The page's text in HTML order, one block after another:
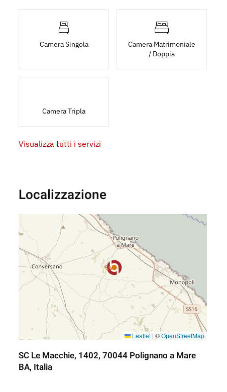
Camera Singola
Camera Matrimoniale
/ Doppia
Camera Tripla
Visualizza tutti i servizi
Localizzazione
Leaflet | ©OpenStreetMap
SC Le Macchie, 1402, 70044 Polignano a Mare
BA, Italia